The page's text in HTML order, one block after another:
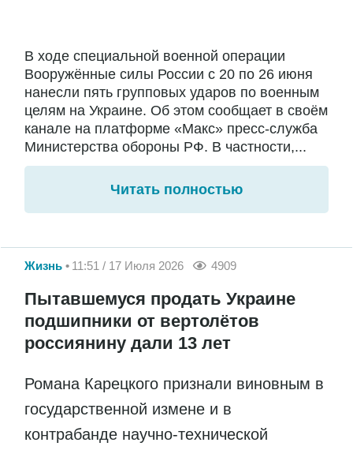
В ходе специальной военной операции
Вооружённые силы России с 20 по 26 июня
нанесли пять групповых ударов по военным
целям на Украине. Об этом сообщает в своём
канале на платформе «Макс» пресс-служба
Министерства обороны РФ. В частности,...
Читать полностью
Жизнь 11:51 / 17 Июля 2026 4909
Пытавшемуся продать Украине
подшипники от вертолётов
россиянину дали 13 лет
Романа Карецкого признали виновным в
государственной измене и в
контрабанде научно-технической